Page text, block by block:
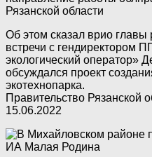
Об этом сказал врио
встречи с гендиректором
экологический оператор»
обсуждался проект
экотехнопарка.
Правительство Рязанской
15.06.2022